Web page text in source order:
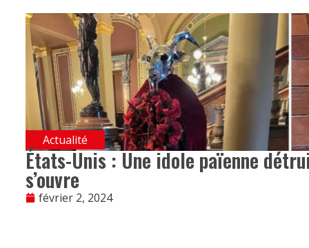
Actualité
États-Unis : Une idole païenne
s’ouvre
février 2, 2024